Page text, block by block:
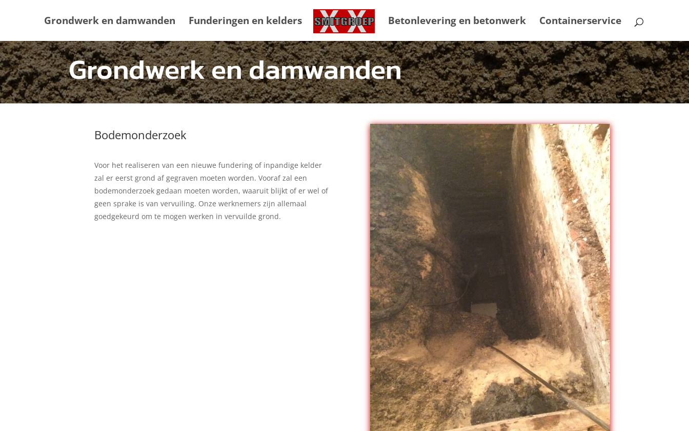
Grondwerk en damwanden Funderingen en kelders Betonlevering en betonwerk Containerservice
Grondwerk en damwanden
Bodemonderzoek
Voor het realiseren van een nieuwe fundering of inpandige kelder
zal er eerst grond af gegraven moeten worden. Vooraf zal een
bodemonderzoek gedaan moeten worden, waaruit blijkt of er wel of
geen sprake is van vervuiling. Onze werknemers zijn allemaal
goedgekeurd om te mogen werken in vervuilde grond.